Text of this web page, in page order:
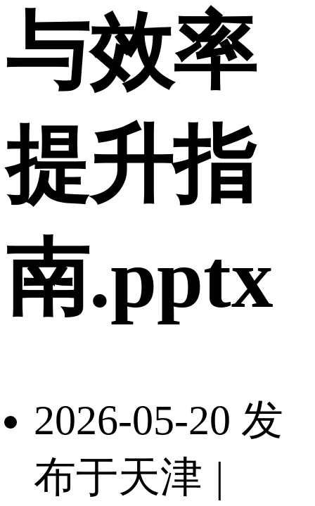
与效率
提升指
南.pptx
2026-05-20 发
布于天津 |